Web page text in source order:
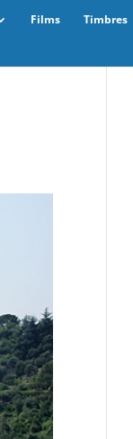
Films
Timbres